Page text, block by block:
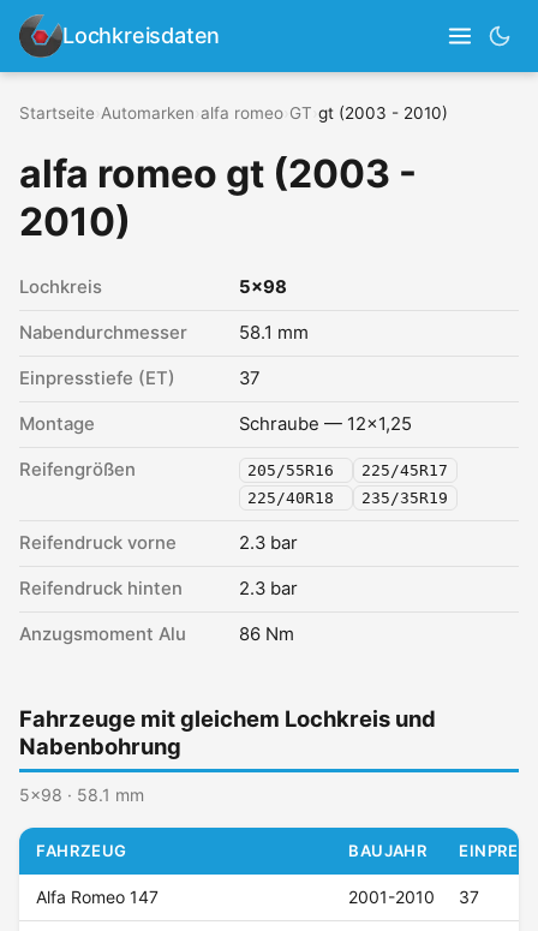
Lochkreisdaten
Startseite Automarken alfa romeo GT gt (2003 - 2010)
alfa romeo gt (2003 -
2010)
Lochkreis 5x98
Nabendurchmesser 58.1 mm
Einpresstiefe (ET) 37
Montage Schraube — 12x1,25
Reifengrößen 205/55R16
225/45R17
225/40R18
235/35R19
Reifendruck vorne 2.3 bar
Reifendruck hinten 2.3 bar
Anzugsmoment Alu 86 Nm
Fahrzeuge mit gleichem Lochkreis und
Nabenbohrung
5x98 · 58.1 mm
FAHRZEUG BAUJAHR
Alfa Romeo 147 2001-2010 37